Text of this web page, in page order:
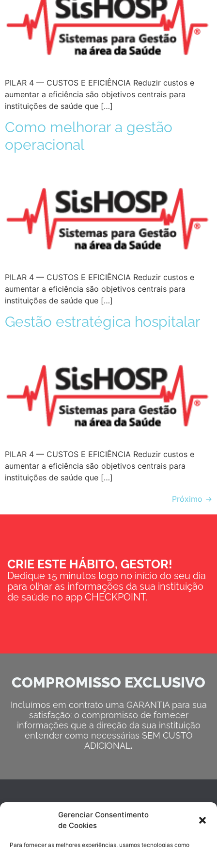
Gerenciar Consentimento
de Cookies
Para fornecer as melhores experiências, usamos tecnologias como
PILAR 4 — CUSTOS E EFICIÊNCIA Reduzir custos e
aumentar a eficiência são objetivos centrais para
instituições de saúde que […]
Como melhorar a gestão
operacional
PILAR 4 — CUSTOS E EFICIÊNCIA Reduzir custos e
aumentar a eficiência são objetivos centrais para
instituições de saúde que […]
Gestão estratégica hospitalar
PILAR 4 — CUSTOS E EFICIÊNCIA Reduzir custos e
aumentar a eficiência são objetivos centrais para
instituições de saúde que […]
Próximo →
CRIE ESTE HÁBITO, GESTOR!
Dedique 15 minutos logo no início do seu dia
para olhar as informações da sua instituição
de saúde no app CHECKPOINT.
COMPROMISSO EXCLUSIVO
Incluímos em contrato uma GARANTIA para sua
satisfação: o compromisso de fornecer
informações que a direção da sua instituição
entender como necessárias SEM CUSTO
ADICIONAL .